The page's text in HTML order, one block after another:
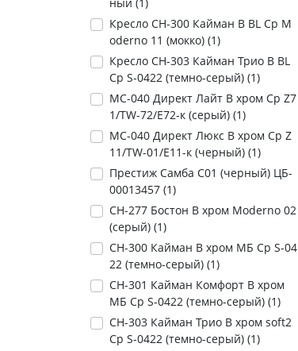
Кресло СН-300 Кайман В BL Ср M
oderno 11 (мокко) (1)
Кресло СН-303 Кайман Трио В BL
Ср S-0422 (темно-серый) (1)
МС-040 Директ Лайт В хром Ср Z7
1/TW-72/Е72-к (серый) (1)
МС-040 Директ Люкс В хром Ср Z
11/TW-01/Е11-к (черный) (1)
Престиж Самба С01 (черный) ЦБ-
00013457 (1)
СН-277 Бостон В хром Moderno 02
(серый) (1)
СН-300 Кайман В хром МБ Ср S-04
22 (темно-серый) (1)
СН-301 Кайман Комфорт В хром
МБ Ср S-0422 (темно-серый) (1)
СН-303 Кайман Трио В хром soft2
Ср S-0422 (темно-серый) (1)